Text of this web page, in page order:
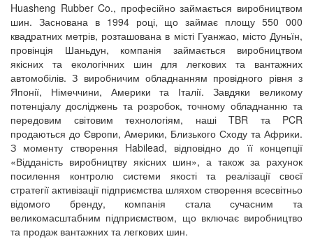
Huasheng Rubber Co., професійно займається виробництвом
шин. Заснована в 1994 році, що займає площу 550 000
квадратних метрів, розташована в місті Гуанжао, місто Дуньїн,
провінція Шаньдун, компанія займається виробництвом
якісних та екологічних шин для легкових та вантажних
автомобілів. З виробничим обладнанням провідного рівня з
Японії, Німеччини, Америки та Італії. Завдяки великому
потенціалу досліджень та розробок, точному обладнанню та
передовим світовим технологіям, наші TBR та PCR
продаються до Європи, Америки, Близького Сходу та Африки.
З моменту створення Habilead, відповідно до її концепції
«Відданість виробництву якісних шин», а також за рахунок
посилення контролю системи якості та реалізації своєї
стратегії активізації підприємства шляхом створення всесвітньо
відомого бренду, компанія стала сучасним та
великомасштабним підприємством, що включає виробництво
та продаж вантажних та легкових шин.